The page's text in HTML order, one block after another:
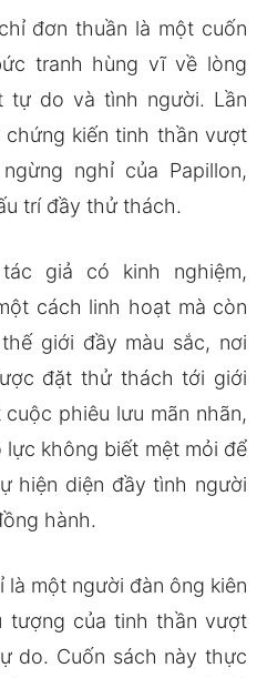
đơn thuần là một cuốn
tranh hùng vĩ về lòng
tự do và tình người. Lần
kiến tinh thần vượt
nghỉ của Papillon,
trí đầy thử thách.
giả có kinh nghiệm,
cách linh hoạt mà còn
giới đầy màu sắc, nơi
đặt thử thách tới giới
phiêu lưu mãn nhãn,
lực không biết mệt mỏi để
hiện diện đầy tình người
hành.
là một người đàn ông kiên
tượng của tinh thần vượt
do. Cuốn sách này thực